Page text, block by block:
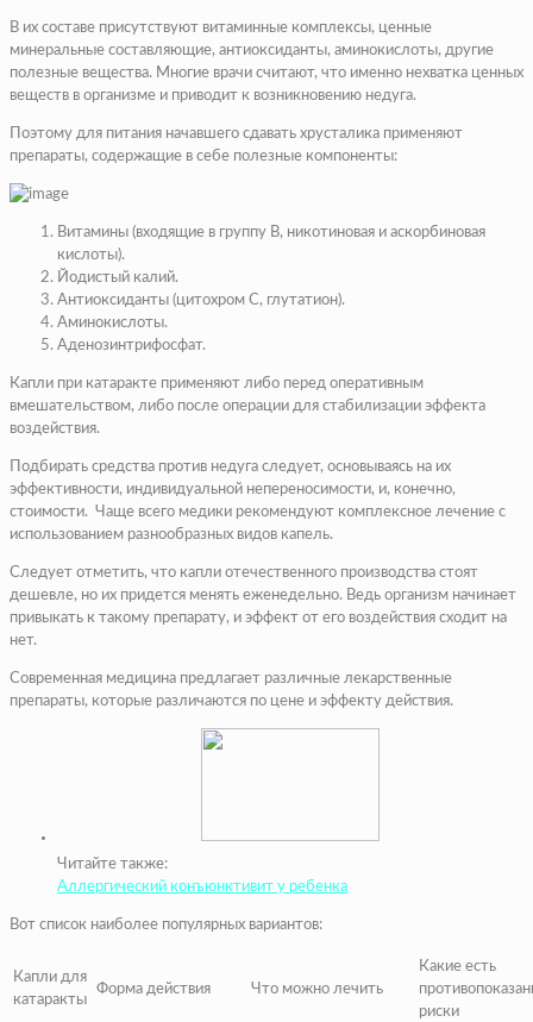
В их составе присутствуют витаминные комплексы, ценные
минеральные составляющие, антиоксиданты, аминокислоты, другие
полезные вещества. Многие врачи считают, что именно нехватка ценных
веществ в организме и приводит к возникновению недуга.
Поэтому для питания начавшего сдавать хрусталика применяют
препараты, содержащие в себе полезные компоненты:
Витамины (входящие в группу В, никотиновая и аскорбиновая
кислоты).
Йодистый калий.
Антиоксиданты (цитохром С, глутатион).
Аминокислоты.
Аденозинтрифосфат.
Капли при катаракте применяют либо перед оперативным
вмешательством, либо после операции для стабилизации эффекта
воздействия.
Подбирать средства против недуга следует, основываясь на их
эффективности, индивидуальной непереносимости, и, конечно,
стоимости. Чаще всего медики рекомендуют комплексное лечение с
использованием разнообразных видов капель.
Следует отметить, что капли отечественного производства стоят
дешевле, но их придется менять еженедельно. Ведь организм начинает
привыкать к такому препарату, и эффект от его воздействия сходит на
нет.
Современная медицина предлагает различные лекарственные
препараты, которые различаются по цене и эффекту действия.
Читайте также:
Аллергический конъюнктивит у ребенка
Вот список наиболее популярных вариантов:
Капли для
катаракты
Форма действия Что можно лечить
Какие есть
риски